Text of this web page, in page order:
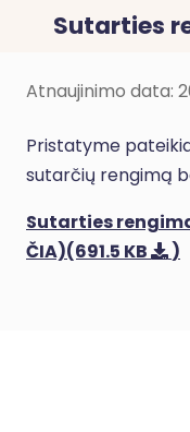
Sutarties
Atnaujinimo data:
Pristatyme
sutarčių rengimą
Sutarties
ČIA)(691.5 KB )